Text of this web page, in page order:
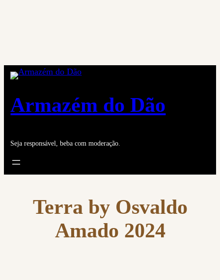
Armazém do Dão
Seja responsável, beba com moderação.
Terra by Osvaldo
Amado 2024